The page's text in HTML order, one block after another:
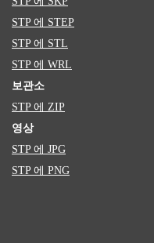
STP 에 STEP
STP 에 STL
STP 에 WRL
보관소
STP 에 ZIP
영상
STP 에 JPG
STP 에 PNG